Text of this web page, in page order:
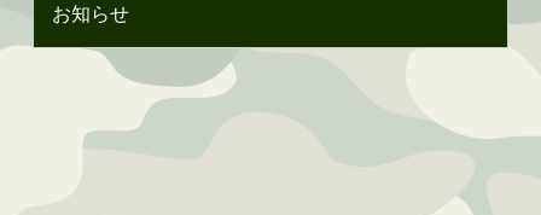
お知らせ